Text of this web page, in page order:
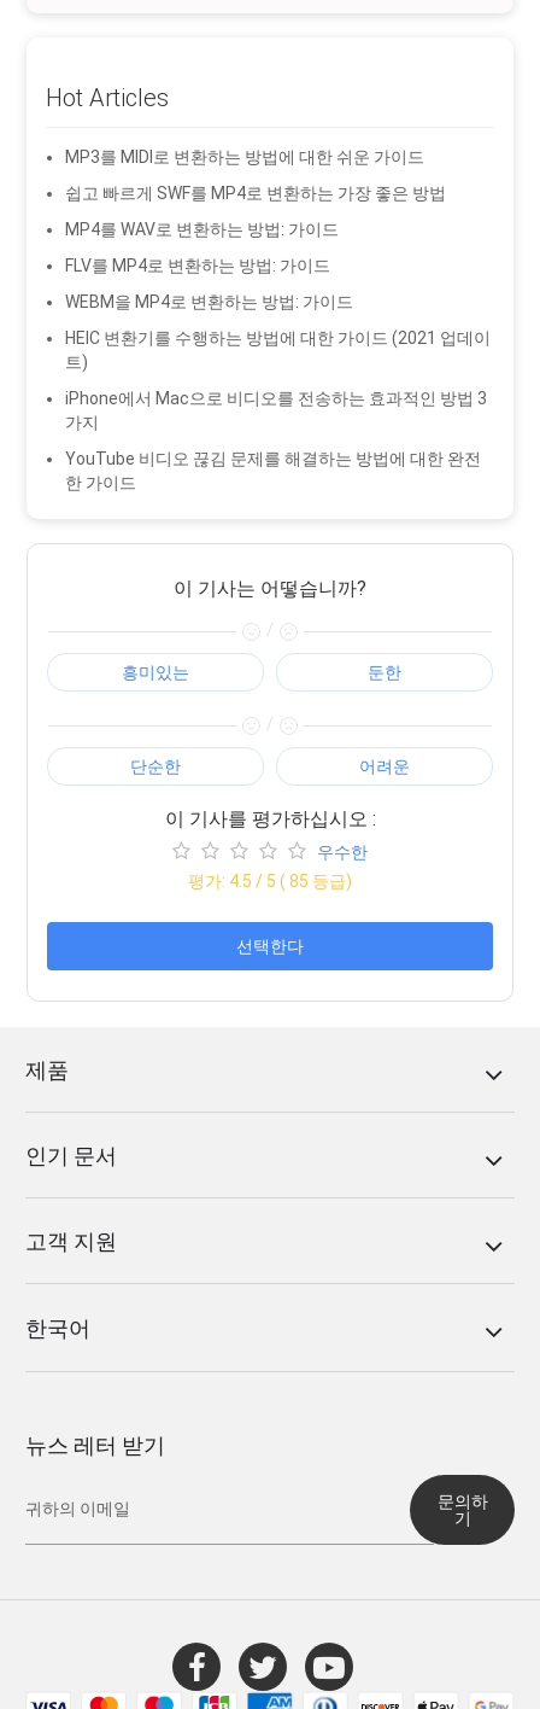
Hot Articles
MP3를 MIDI로 변환하는 방법에 대한 쉬운 가이드
쉽고 빠르게 SWF를 MP4로 변환하는 가장 좋은 방법
MP4를 WAV로 변환하는 방법: 가이드
FLV를 MP4로 변환하는 방법: 가이드
WEBM을 MP4로 변환하는 방법: 가이드
HEIC 변환기를 수행하는 방법에 대한 가이드 (2021 업데이
트)
iPhone에서 Mac으로 비디오를 전송하는 효과적인 방법 3
가지
YouTube 비디오 끊김 문제를 해결하는 방법에 대한 완전
한 가이드
이 기사는 어떻습니까?
/
흥미있는 둔한
/
단순한 어려운
이 기사를 평가하십시오 :
우수한
평가: 4.5 / 5 ( 85 등급)
선택한다
제품
인기 문서
고객 지원
한국어
뉴스 레터 받기
문의하
기